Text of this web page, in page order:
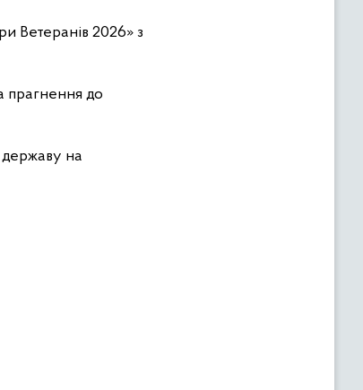
Ветеранів 2026» з
прагнення до
державу на